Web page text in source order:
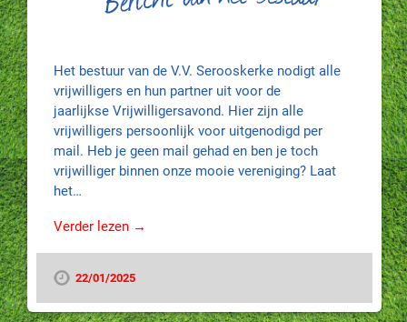
Het bestuur van de V.V. Serooskerke nodigt alle
vrijwilligers en hun partner uit voor de
jaarlijkse Vrijwilligersavond. Hier zijn alle
vrijwilligers persoonlijk voor uitgenodigd per
mail. Heb je geen mail gehad en ben je toch
vrijwilliger binnen onze mooie vereniging? Laat
het…
Verder lezen →
22/01/2025